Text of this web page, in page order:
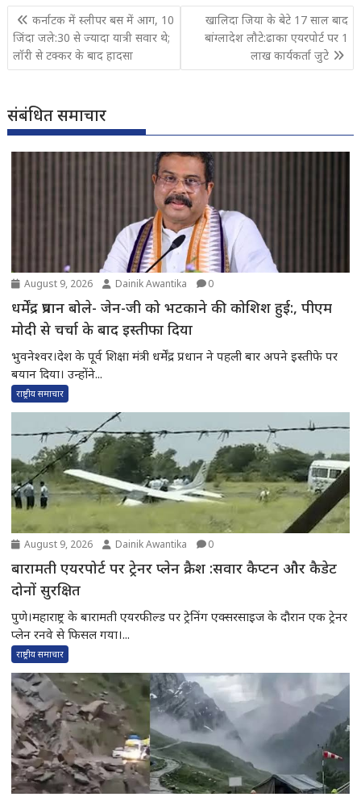
Post
navigation
कर्नाटक में स्लीपर बस में आग, 10
जिंदा जले:30 से ज्यादा यात्री सवार थे;
लॉरी से टक्कर के बाद हादसा
खालिदा जिया के बेटे 17 साल बाद
बांग्लादेश लौटे:ढाका एयरपोर्ट पर 1
लाख कार्यकर्ता जुटे
संबंधित समाचार
August 9, 2026 Dainik Awantika 0
धर्मेंद्र प्रधान बोले- जेन-जी को भटकाने की कोशिश हुई:, पीएम
मोदी से चर्चा के बाद इस्तीफा दिया
भुवनेश्वर।देश के पूर्व शिक्षा मंत्री धर्मेंद्र प्रधान ने पहली बार अपने इस्तीफे पर
बयान दिया। उन्होंने...
राष्ट्रीय समाचार
August 9, 2026 Dainik Awantika 0
बारामती एयरपोर्ट पर ट्रेनर प्लेन क्रैश :सवार कैप्टन और कैडेट
दोनों सुरक्षित
पुणे।महाराष्ट्र के बारामती एयरफील्ड पर ट्रेनिंग एक्सरसाइज के दौरान एक ट्रेनर
प्लेन रनवे से फिसल गया।...
राष्ट्रीय समाचार